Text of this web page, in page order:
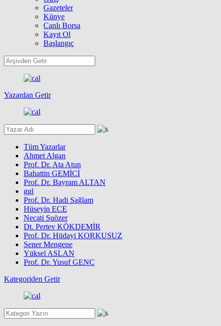
Gazeteler
Künye
Canlı Borsa
Kayıt Ol
Başlangıç
Yazardan Getir
Tüm Yazarlar
Ahmet Algan
Prof. Dr. Ata Atun
Bahattin GEMİCİ
Prof. Dr. Bayram ALTAN
ggl
Prof. Dr. Hadi Sağlam
Hüseyin ECE
Necati Suözer
Dt. Pertev KÖKDEMİR
Prof. Dr. Hüdayi KORKUSUZ
Sener Mengene
Yüksel ASLAN
Prof. Dr. Yusuf GENÇ
Kategoriden Getir